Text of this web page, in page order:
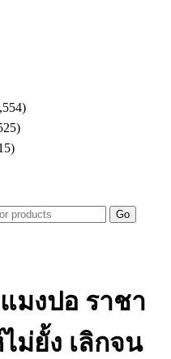
Go
มงปอ ราชา
ม่ยั้ง เลิกจน